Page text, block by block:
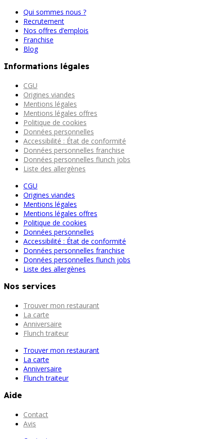
Qui sommes nous ?
Recrutement
Nos offres d’emplois
Franchise
Blog
Informations légales
CGU
Origines viandes
Mentions légales
Mentions légales offres
Politique de cookies
Données personnelles
Accessibilité : État de conformité
Données personnelles franchise
Données personnelles flunch jobs
Liste des allergènes
CGU
Origines viandes
Mentions légales
Mentions légales offres
Politique de cookies
Données personnelles
Accessibilité : État de conformité
Données personnelles franchise
Données personnelles flunch jobs
Liste des allergènes
Nos services
Trouver mon restaurant
La carte
Anniversaire
Flunch traiteur
Trouver mon restaurant
La carte
Anniversaire
Flunch traiteur
Aide
Contact
Avis